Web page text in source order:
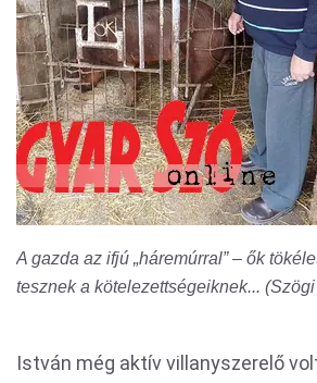
A gazda az ifjú „háremúrral” – ők
tesznek a kötelezettségeiknek...
István még aktív villanyszerelő